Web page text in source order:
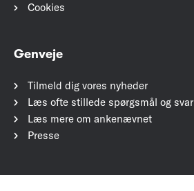
Cookies
Genveje
Tilmeld dig vores nyheder
Læs ofte stillede spørgsmål og svar
Læs mere om ankenævnet
Presse